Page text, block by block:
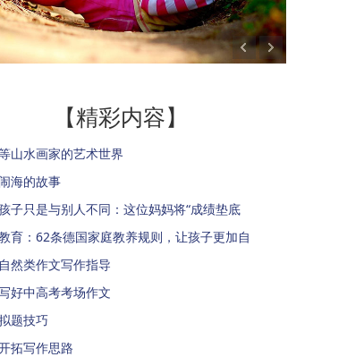
【精彩内容】
山水画家的艺术世界
海的故事
子只是与别人不同：这位妈妈将“成绩垫底
育：62条德国家庭教养规则，让孩子更加自
然类作文写作指导
好中高考考场作文
题技巧
拓写作思路